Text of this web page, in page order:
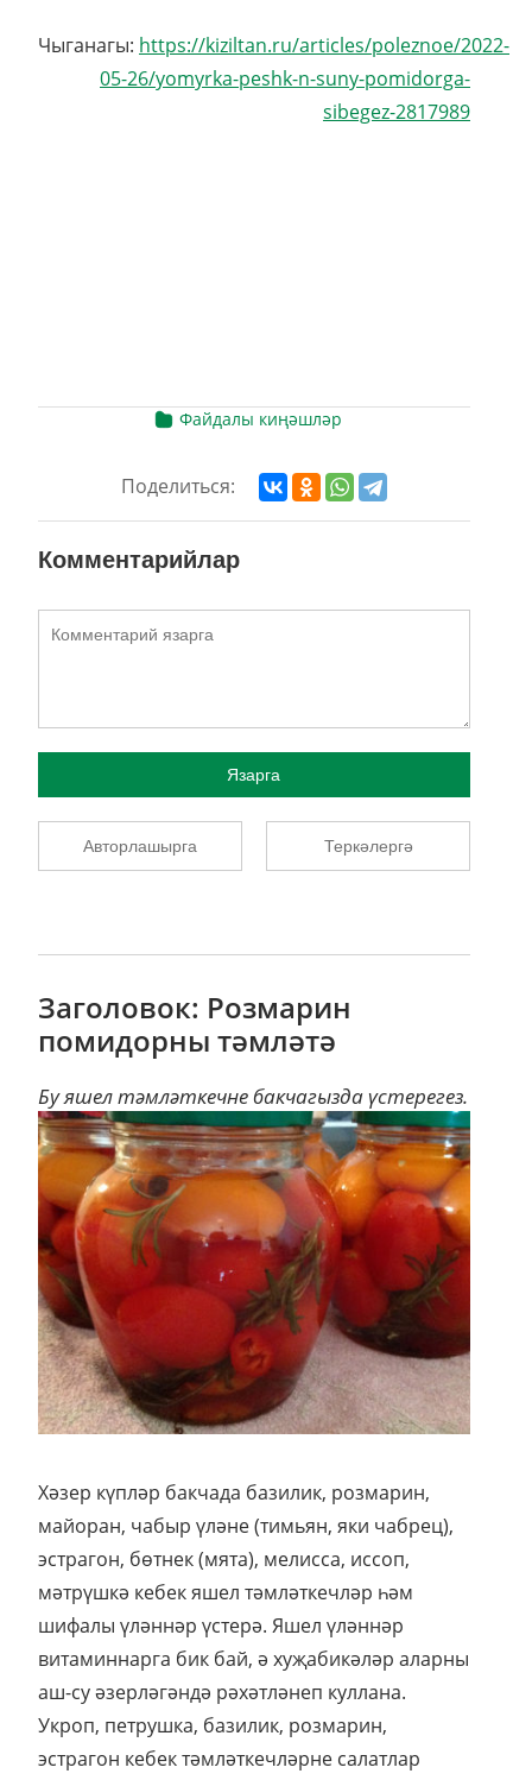
Чыганагы: https://kiziltan.ru/articles/poleznoe/2022-
05-26/yomyrka-peshk-n-suny-pomidorga-
sibegez-2817989
Файдалы киңәшләр
Поделиться:
Комментарийлар
Язарга
Авторлашырга Теркәлергә
Заголовок: Розмарин
помидорны тәмләтә
Бу яшел тәмләткечне бакчагызда үстерегез.
Хәзер күпләр бакчада базилик, розмарин,
майоран, чабыр үләне (тимьян, яки чабрец),
эстрагон, бөтнек (мята), мелисса, иссоп,
мәтрүшкә кебек яшел тәмләткечләр һәм
шифалы үләннәр үстерә. Яшел үләннәр
витаминнарга бик бай, ә хуҗабикәләр аларны
аш-су әзерләгәндә рәхәтләнеп куллана.
Укроп, петрушка, базилик, розмарин,
эстрагон кебек тәмләткечләрне салатлар